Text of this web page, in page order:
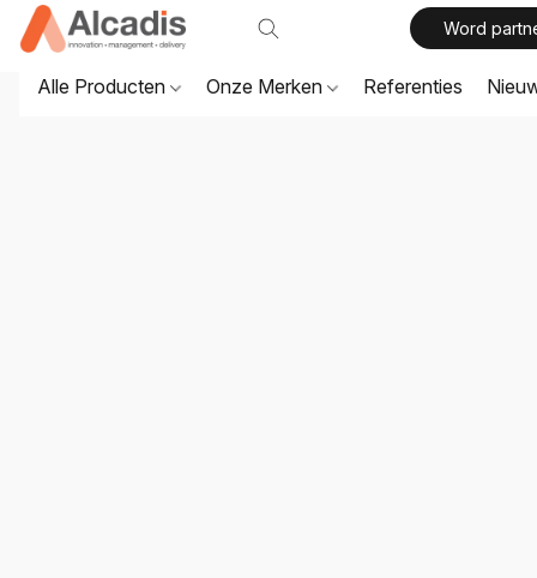
Word
Alle Producten Onze Merken Referenties